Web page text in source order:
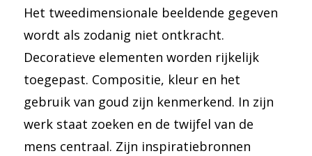
Het tweedimensionale beeldende gegeven
wordt als zodanig niet ontkracht.
Decoratieve elementen worden rijkelijk
toegepast. Compositie, kleur en het
gebruik van goud zijn kenmerkend. In zijn
werk staat zoeken en de twijfel van de
mens centraal. Zijn inspiratiebronnen